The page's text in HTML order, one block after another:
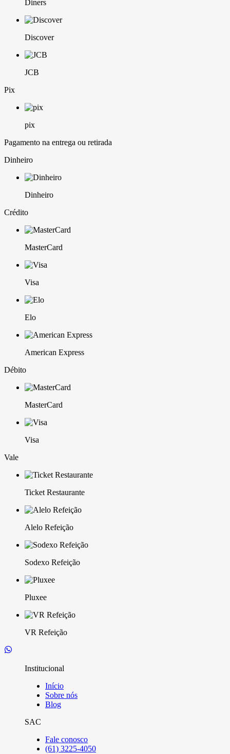
Diners
Discover
JCB
Pix
pix
Pagamento na entrega ou retirada
Dinheiro
Dinheiro
Crédito
MasterCard
Visa
Elo
American Express
Débito
MasterCard
Visa
Vale
Ticket Restaurante
Alelo Refeição
Sodexo Refeição
Pluxee
VR Refeição
Institucional
Início
Sobre nós
Blog
SAC
Fale conosco
(61) 3225-4050